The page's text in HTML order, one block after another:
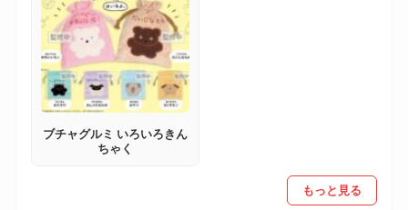
ブチャグルミ いろいろきん
ちゃく
もっと見る